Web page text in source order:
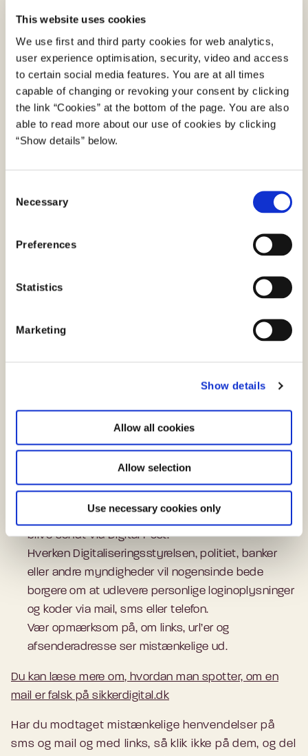
This website uses cookies
We use first and third party cookies for web analytics,
user experience optimisation, security, video and access
to certain social media features. You are at all times
capable of changing or revoking your consent by clicking
the link “Cookies” at the bottom of the page. You are also
able to read more about our use of cookies by clicking
“Show details” below.
Necessary
Preferences
Statistics
Marketing
Show details
Allow all cookies
Allow selection
Use necessary cookies only
Det kan være svært at spotte sådanne phishing-
forsøg. Men der er nogle ting, man som borger kan
være opmærksom på:
mailadresser – sådanne henvendelser vil altid
blive sendt via Digital Post.
Hverken Digitaliseringsstyrelsen, politiet, banker
eller andre myndigheder vil nogensinde bede
borgere om at udlevere personlige loginoplysninger
og koder via mail, sms eller telefon.
Vær opmærksom på, om links, url’er og
afsenderadresse ser mistænkelige ud.
Du kan læse mere om, hvordan man spotter, om en
mail er falsk på sikkerdigital.dk
Har du modtaget mistænkelige henvendelser på
sms og mail og med links, så klik ikke på dem, og del